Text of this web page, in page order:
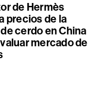
de Hermès
precios de la
cerdo en China
mercado de